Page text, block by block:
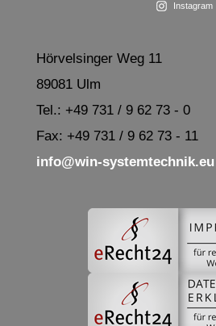
Instagram
Hörvelsinger Weg 11
89081 Ulm
Tel.: +49 731 / 9 62 73 - 0
Fax: +49 731 / 9 62 73 - 11
info@win-systemtechnik.eu